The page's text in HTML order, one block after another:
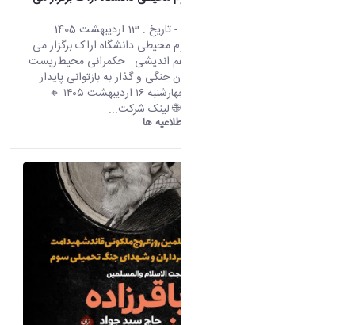
- تاریخ : 13 اردیبهشت 1405
پژوهشکده علوم محیطی دانشگاه اراک برگزار می
کند: نشست هم اندیشی حکمرانی محیط‌زیست
در شرایط بحران جنگی و گذار به بازتوانی پایدار
سرزمین 🔸 چهارشنبه ۱۶ اردیبهشت ۱۴۰۵ 🔸
اطلاعیه ها